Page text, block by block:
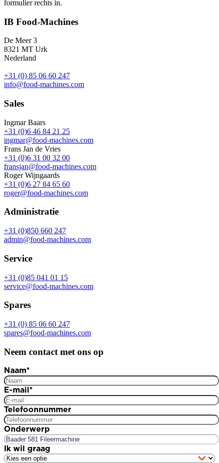
formulier rechts in.
IB Food-Machines
De Meer 3
8321 MT Urk
Nederland
+31 (0) 85 06 60 247
info@food-machines.com
Sales
Ingmar Baars
+31 (0)6 46 84 21 25
ingmar@food-machines.com
Frans Jan de Vries
+31 (0)6 31 00 32 00
fransjan@food-machines.com
Roger Wijngaards
+31 (0)6 27 84 65 60
roger@food-machines.com
Administratie
+31 (0)850 660 247
admin@food-machines.com
Service
+31 (0)85 041 01 15
service@food-machines.com
Spares
+31 (0) 85 06 60 247
spares@food-machines.com
Neem contact met ons op
Naam*
E-mail *
Telefoonnummer
Onderwerp
Ik wil graag